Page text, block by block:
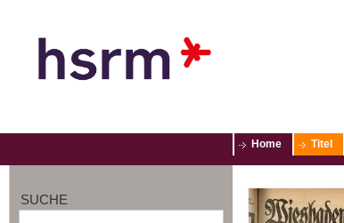
Home Titel
SUCHE